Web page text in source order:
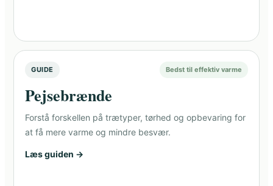
GUIDE Bedst til effektiv varme
Pejsebrænde
Forstå forskellen på trætyper, tørhed og opbevaring for
at få mere varme og mindre besvær.
Læs guiden →